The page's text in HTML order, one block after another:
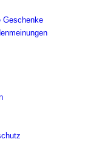
Geschenke